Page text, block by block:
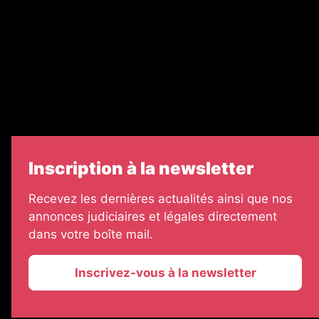
Inscription à la newsletter
Recevez les dernières actualités ainsi que nos
annonces judiciaires et légales directement
dans votre boîte mail.
Inscrivez-vous à la newsletter